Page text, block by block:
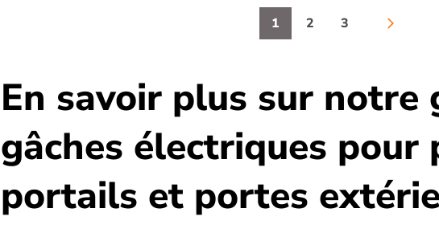
1 2 3 arrow_forward_ios
En savoir plus sur notre
gâches électriques
portails et portes